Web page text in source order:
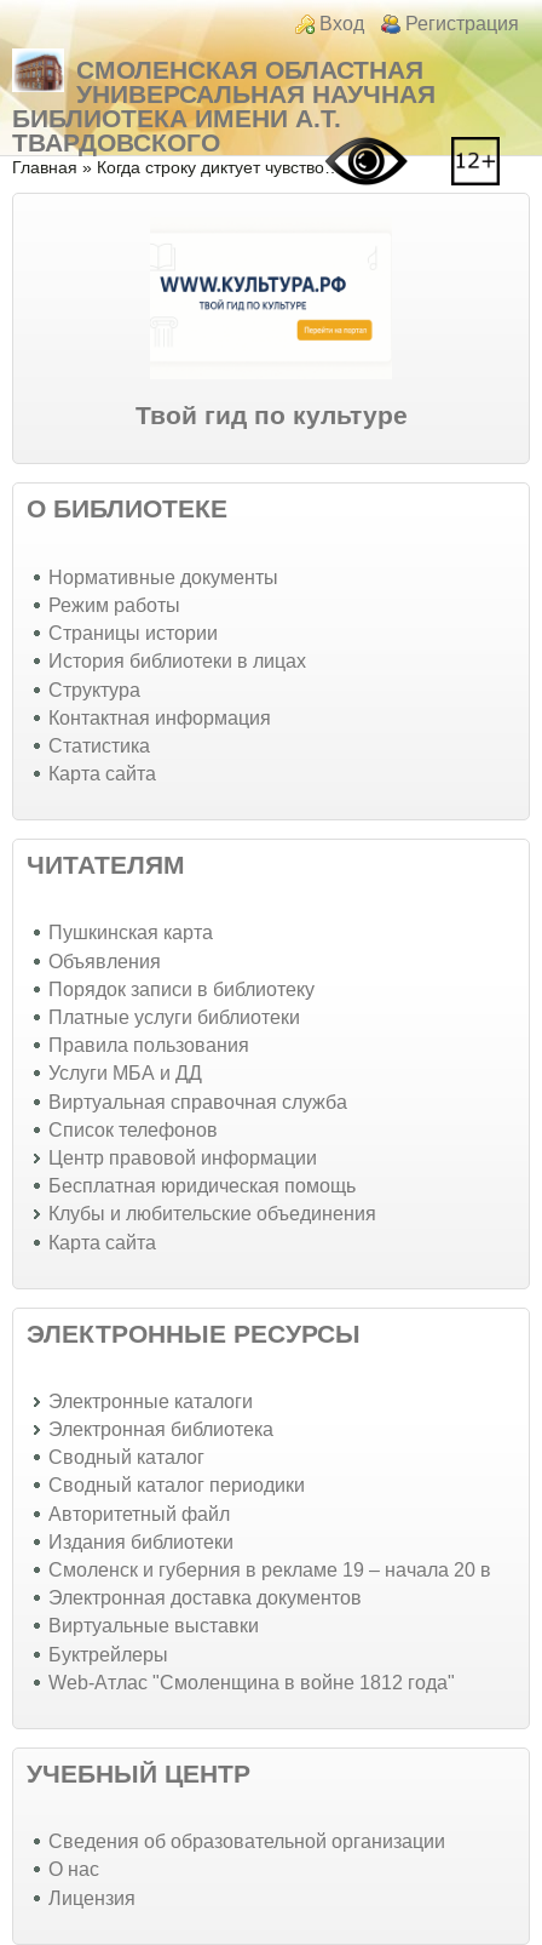
Перейти к основному содержанию
Skip to search
Login links
Вход Регистрация
СМОЛЕНСКАЯ ОБЛАСТНАЯ
УНИВЕРСАЛЬНАЯ НАУЧНАЯ
БИБЛИОТЕКА ИМЕНИ А.Т.
ТВАРДОВСКОГО
Вы здесь
Главная » Когда строку диктует чувство…
Твой гид по культуре
О БИБЛИОТЕКЕ
Нормативные документы
Режим работы
Страницы истории
История библиотеки в лицах
Структура
Контактная информация
Статистика
Карта сайта
ЧИТАТЕЛЯМ
Пушкинская карта
Объявления
Порядок записи в библиотеку
Платные услуги библиотеки
Правила пользования
Услуги МБА и ДД
Виртуальная справочная служба
Список телефонов
Центр правовой информации
Бесплатная юридическая помощь
Клубы и любительские объединения
Карта сайта
ЭЛЕКТРОННЫЕ РЕСУРСЫ
Электронные каталоги
Электронная библиотека
Сводный каталог
Сводный каталог периодики
Авторитетный файл
Издания библиотеки
Смоленск и губерния в рекламе 19 – начала 20 в
Электронная доставка документов
Виртуальные выставки
Буктрейлеры
Web-Атлас "Смоленщина в войне 1812 года"
УЧЕБНЫЙ ЦЕНТР
Cведения об образовательной организации
О нас
Лицензия